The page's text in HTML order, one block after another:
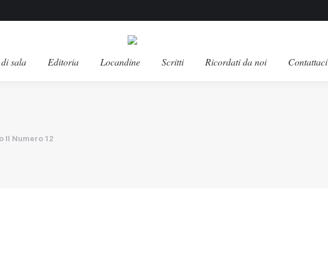
sala Editoria Locandine Scritti Ricordati da noi Contattaci
II Numero 12